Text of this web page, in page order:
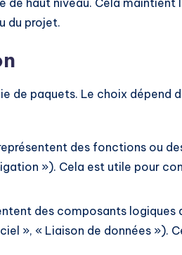
haut niveau. Cela maintient
du projet.
de paquets. Le choix dépend
des fonctions ou
»). Cela est utile pour
des composants logiques
», « Liaison de données »).